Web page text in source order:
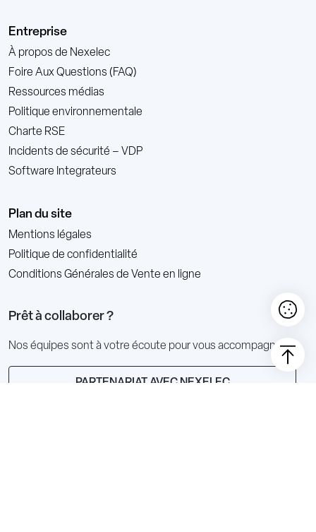
Entreprise
À propos de Nexelec
Foire Aux Questions (FAQ)
Ressources médias
Politique environnementale
Charte RSE
Incidents de sécurité – VDP
Software Integrateurs
Plan du site
Mentions légales
Politique de confidentialité
Conditions Générales de Vente en ligne
Prêt à collaborer ?
Nos équipes sont à votre écoute pour vous accompagner
PARTENARIAT AVEC NEXELEC